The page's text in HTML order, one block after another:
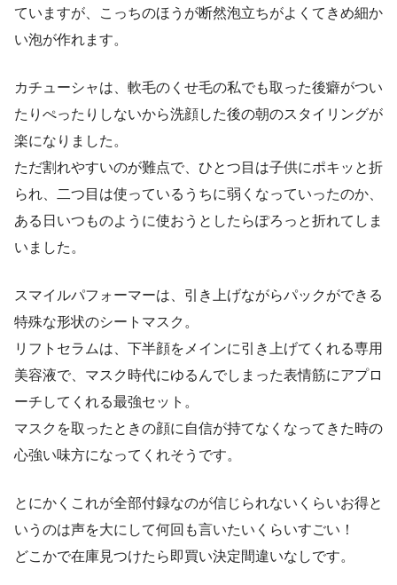
ていますが、こっちのほうが断然泡立ちがよくてきめ細か
い泡が作れます。
カチューシャは、軟毛のくせ毛の私でも取った後癖がつい
たりぺったりしないから洗顔した後の朝のスタイリングが
楽になりました。
ただ割れやすいのが難点で、ひとつ目は子供にポキッと折
られ、二つ目は使っているうちに弱くなっていったのか、
ある日いつものように使おうとしたらぽろっと折れてしま
いました。
スマイルパフォーマーは、引き上げながらパックができる
特殊な形状のシートマスク。
リフトセラムは、下半顔をメインに引き上げてくれる専用
美容液で、マスク時代にゆるんでしまった表情筋にアプロ
ーチしてくれる最強セット。
マスクを取ったときの顔に自信が持てなくなってきた時の
心強い味方になってくれそうです。
とにかくこれが全部付録なのが信じられないくらいお得と
いうのは声を大にして何回も言いたいくらいすごい！
どこかで在庫見つけたら即買い決定間違いなしです。